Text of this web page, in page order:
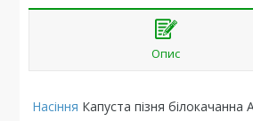
Опис
Насіння Капуста пізня